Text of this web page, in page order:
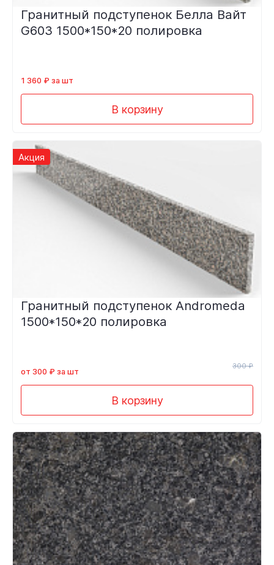
Гранитный подступенок Белла Вайт
G603 1500*150*20 полировка
1 360 ₽ за шт
В корзину
Акция
Гранитный подступенок Andromeda
1500*150*20 полировка
от 300 ₽ за шт
300 ₽
В корзину